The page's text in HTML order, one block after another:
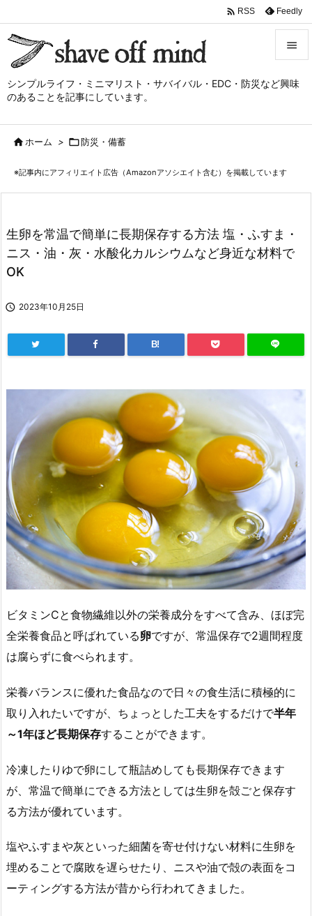
シンプルライフ・ミニマリスト・サバイバル・EDC・防災など興味
のあることを記事にしています。

メニュ
サイド
次へ
検索
 RSS Feedly
ホーム > 防災・備蓄
※記事内にアフィリエイト広告（Amazonアソシエイト含む）を掲載しています
生卵を常温で簡単に長期保存する方法 塩・ふすま・
ニス・油・灰・水酸化カルシウムなど身近な材料で
OK
 2023年10月25日
B!
ビタミンCと食物繊維以外の栄養成分をすべて含み、ほぼ完
全栄養食品と呼ばれている卵ですが、常温保存で2週間程度
は腐らずに食べられます。
栄養バランスに優れた食品なので日々の食生活に積極的に
取り入れたいですが、ちょっとした工夫をするだけで半年
～1年ほど長期保存することができます。
冷凍したりゆで卵にして瓶詰めしても長期保存できます
が、常温で簡単にできる方法としては生卵を殻ごと保存す
る方法が優れています。
塩やふすまや灰といった細菌を寄せ付けない材料に生卵を
埋めることで腐敗を遅らせたり、ニスや油で殻の表面をコ
ーティングする方法が昔から行われてきました。